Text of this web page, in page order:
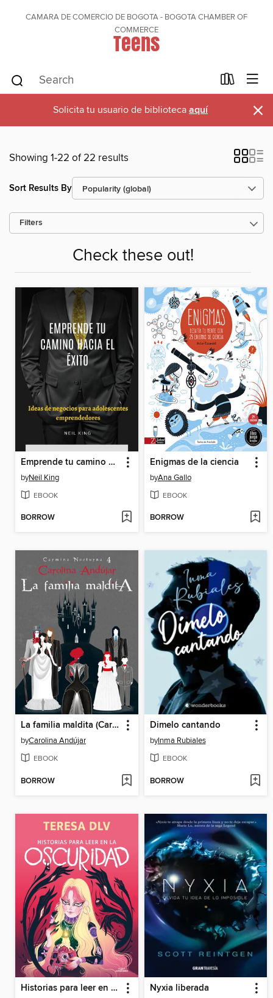
CAMARA DE COMERCIO DE BOGOTA - BOGOTA CHAMBER OF
COMMERCE
Teens
Solicita tu usuario de biblioteca aquí ×
Showing 1-22 of 22 results
Sort Results By
Filters
Check these out!
Emprende tu camino hacia el éxito
byNeil King
EBOOK
BORROW
Enigmas de la ciencia
byAna Gallo
EBOOK
BORROW
La familia maldita (Carmina Nocturna 4)
byCarolina Andújar
EBOOK
BORROW
Dimelo cantando
byInma Rubiales
EBOOK
BORROW
Historias para leer en la oscuridad Nyxia liberada